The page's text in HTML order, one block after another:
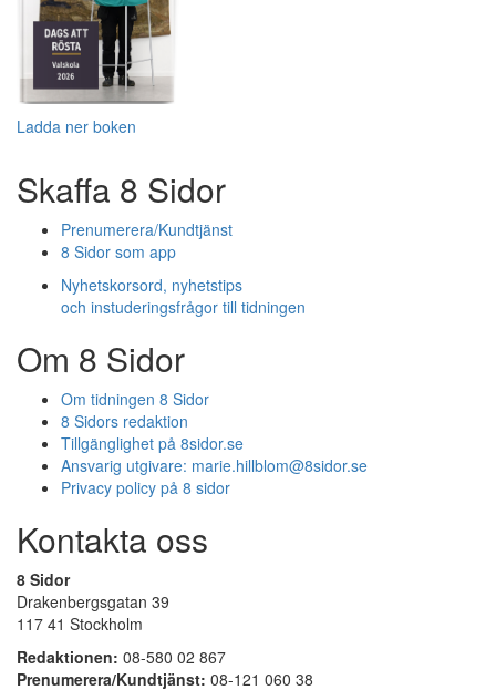
Ladda ner boken
Skaffa 8 Sidor
Prenumerera/Kundtjänst
8 Sidor som app
Nyhetskorsord, nyhetstips
och instuderingsfrågor till tidningen
Om 8 Sidor
Om tidningen 8 Sidor
8 Sidors redaktion
Tillgänglighet på 8sidor.se
Ansvarig utgivare: marie.hillblom@8sidor.se
Privacy policy på 8 sidor
Kontakta oss
8 Sidor
Drakenbergsgatan 39
117 41 Stockholm
Redaktionen: 08-580 02 867
Prenumerera/Kundtjänst: 08-121 060 38